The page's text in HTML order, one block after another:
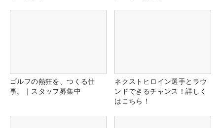
ゴルフの熱狂を、つくる仕
事。｜スタッフ募集中
ネクストヒロイン選手とラウ
ンドできるチャンス！詳しく
はこちら！